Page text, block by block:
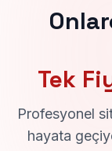
Tek
Profesyonel
hayata